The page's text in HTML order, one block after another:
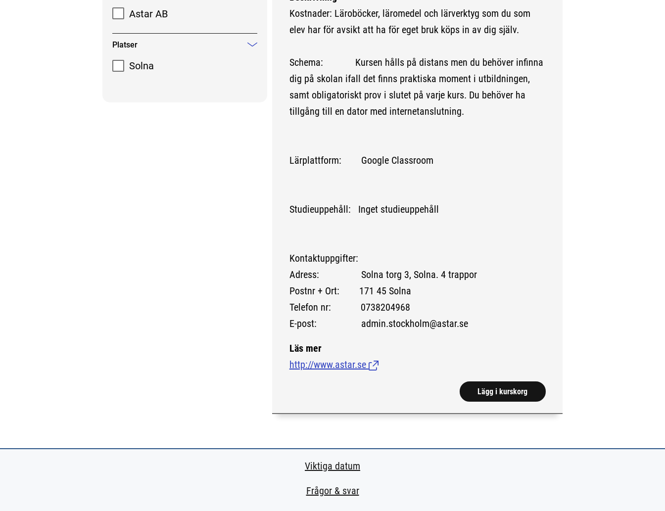
Astar AB
Platser
Solna
Kostnader: Läroböcker, läromedel och lärverktyg som du som
elev har för avsikt att ha för eget bruk köps in av dig själv.
Schema: Kursen hålls på distans men du behöver infinna
dig på skolan ifall det finns praktiska moment i utbildningen,
samt obligatoriskt prov i slutet på varje kurs. Du behöver ha
tillgång till en dator med internetanslutning.
Lärplattform: Google Classroom
Studieuppehåll: Inget studieuppehåll
Kontaktuppgifter:
Adress: Solna torg 3, Solna. 4 trappor
Postnr + Ort: 171 45 Solna
Telefon nr: 0738204968
E-post: admin.stockholm@astar.se
Läs mer
http://www.astar.se (Länk till extern sida.)
Lägg i kurskorg
Viktiga datum
Frågor & svar